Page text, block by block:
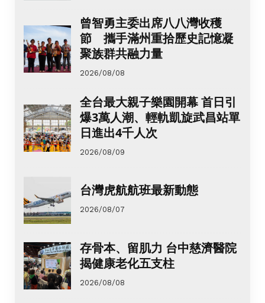
曾智勇主委出席八八灣收穫
節 攜手滿州重拾歷史記憶凝
聚族群共融力量
2026/08/08
全台最大親子樂園開幕 首日引
爆3萬人潮、輕軌凱旋武昌站單
日進出4千人次
2026/08/09
台灣虎航航班最新動態
2026/08/07
存骨本、留肌力 台中慈濟醫院
揭健康老化五支柱
2026/08/08